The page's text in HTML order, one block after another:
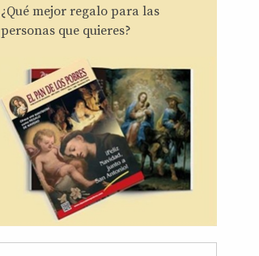
¿Qué mejor regalo para las
personas que quieres?